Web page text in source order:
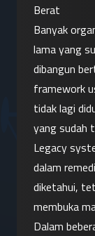
Berat
Banyak
lama yang
dibangun
framework
tidak lagi
yang sudah
Legacy
dalam
diketahui,
membuka
Dalam